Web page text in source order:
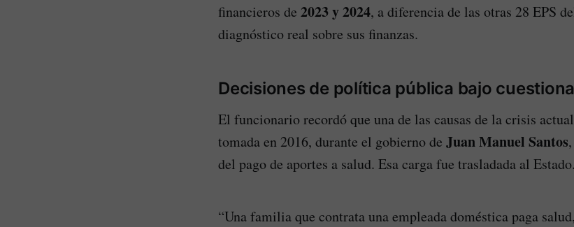
financieros de 2023 y 2024, a diferencia de las otras 28 EPS
diagnóstico real sobre sus finanzas.
Decisiones de política pública bajo
El funcionario recordó que una de las causas de la crisis
tomada en 2016, durante el gobierno de Juan Manuel Santos
del pago de aportes a salud. Esa carga fue trasladada al Estado.
“Una familia que contrata una empleada doméstica paga